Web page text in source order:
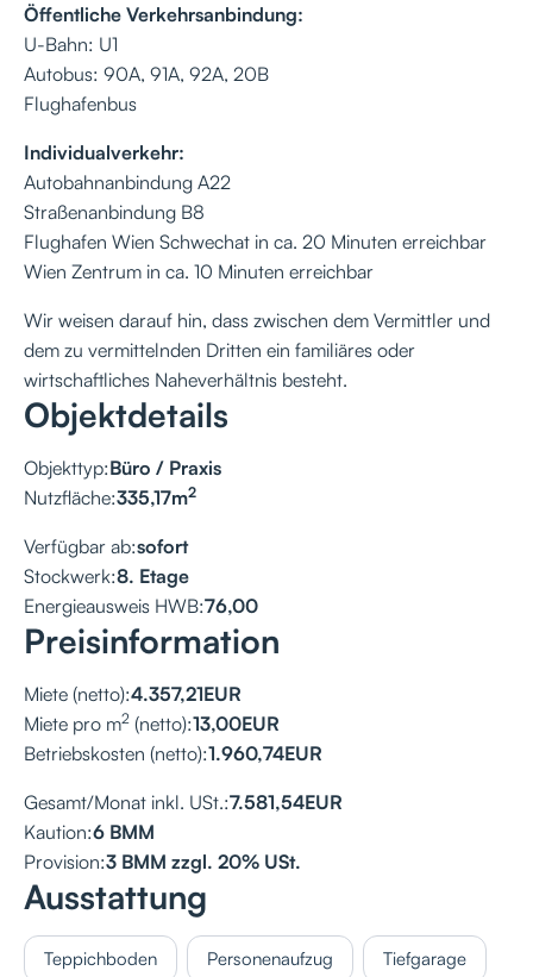
Öffentliche Verkehrsanbindung:
U-Bahn: U1
Autobus: 90A, 91A, 92A, 20B
Flughafenbus
Individualverkehr:
Autobahnanbindung A22
Straßenanbindung B8
Flughafen Wien Schwechat in ca. 20 Minuten erreichbar
Wien Zentrum in ca. 10 Minuten erreichbar
Wir weisen darauf hin, dass zwischen dem Vermittler und
dem zu vermittelnden Dritten ein familiäres oder
wirtschaftliches Naheverhältnis besteht.
Objektdetails
Objekttyp:Büro / Praxis
Nutzfläche:335,17m2
Verfügbar ab:sofort
Stockwerk:8. Etage
Energieausweis HWB:76,00
Preisinformation
Miete (netto):4.357,21EUR
Miete pro m2 (netto):13,00EUR
Betriebskosten (netto):1.960,74EUR
Gesamt/Monat inkl. USt.:7.581,54EUR
Kaution:6 BMM
Provision:3 BMM zzgl. 20% USt.
Ausstattung
Teppichboden Personenaufzug Tiefgarage